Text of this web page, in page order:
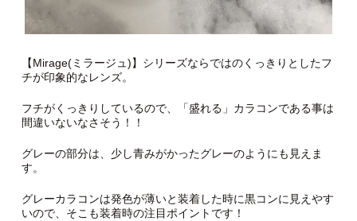
【Mirage(ミラージュ)】シリーズならではのくっきりとしたフ
チが印象的なレンズ。
フチがくっきりしているので、「盛れる」カラコンである事は
間違いないなさそう！！
グレーの部分は、少し青みがかったグレーのようにも見えま
す。
グレーカラコンは発色が薄いと装着した時に黒コンに見えやす
いので、そこも装着時の注目ポイントです！